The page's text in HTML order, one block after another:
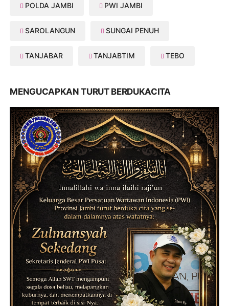
POLDA JAMBI PWI JAMBI
SAROLANGUN SUNGAI PENUH
TANJABAR TANJABTIM TEBO
MENGUCAPKAN TURUT BERDUKACITA